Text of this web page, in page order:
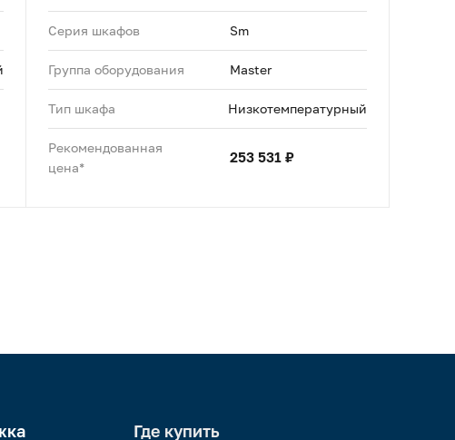
Серия шкафов Sm
Группа оборудования Master
Тип шкафа Низкотемпературный
Рекомендованная
цена*
253 531 ₽
Где купить